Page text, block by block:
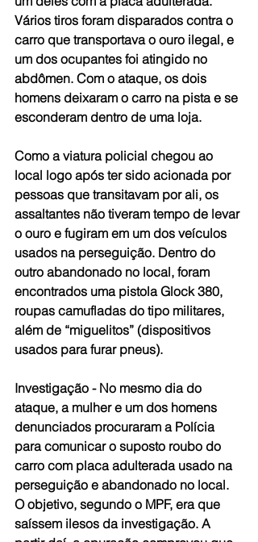
Vários tiros foram disparados contra o
carro que transportava o ouro ilegal, e
um dos ocupantes foi atingido no
abdômen. Com o ataque, os dois
homens deixaram o carro na pista e se
esconderam dentro de uma loja.
Como a viatura policial chegou ao
local logo após ter sido acionada por
pessoas que transitavam por ali, os
assaltantes não tiveram tempo de levar
o ouro e fugiram em um dos veículos
usados na perseguição. Dentro do
outro abandonado no local, foram
encontrados uma pistola Glock 380,
roupas camufladas do tipo militares,
além de “miguelitos” (dispositivos
usados para furar pneus).
Investigação - No mesmo dia do
ataque, a mulher e um dos homens
denunciados procuraram a Polícia
para comunicar o suposto roubo do
carro com placa adulterada usado na
perseguição e abandonado no local.
O objetivo, segundo o MPF, era que
saíssem ilesos da investigação. A